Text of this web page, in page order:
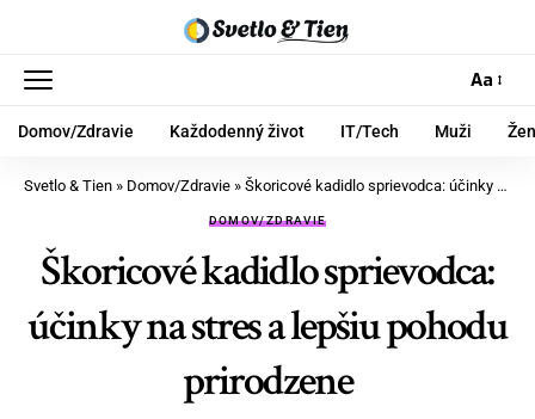
Aa
Domov/Zdravie Každodenný život IT/Tech Muži
Svetlo & Tien » Domov/Zdravie » Škoricové kadidlo sprievodca: účinky na stres a lepšiu pohodu prirodzene
DOMOV/ZDRAVIE
Škoricové kadidlo sprievodca:
účinky na stres a lepšiu pohodu
prirodzene